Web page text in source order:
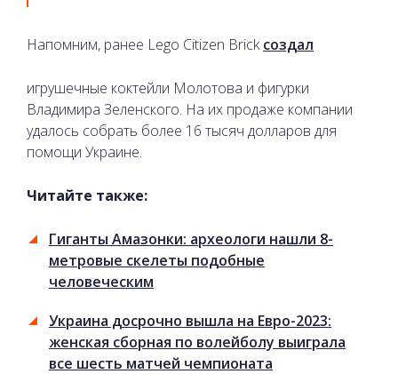
Напомним, ранее Lego Citizen Brickсоздал
игрушечные коктейли Молотова и фигурки
Владимира Зеленского. На их продаже компании
удалось собрать более 16 тысяч долларов для
помощи Украине.
Читайте также:
Гиганты Амазонки: археологи нашли 8-
метровые скелеты подобные
человеческим
Украина досрочно вышла на Евро-2023:
женская сборная по волейболу выиграла
все шесть матчей чемпионата